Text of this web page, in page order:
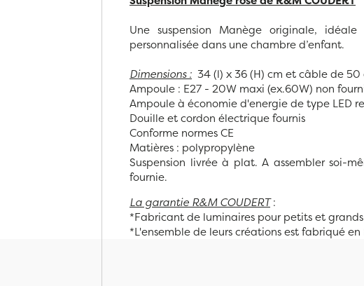
Une suspension Manège originale,
personnalisée dans une chambre d’enfant.
Dimensions : 34 (l) x 36 (H) cm et câble de 50
Ampoule : E27 - 20W maxi (ex.60W) non
Ampoule à économie d'energie de type LED
Douille et cordon électrique fournis
Conforme normes CE
Matières : polypropylène
Suspension livrée à plat. A assembler soi-
fournie.
La garantie R&M COUDERT:
*Fabricant de luminaires pour petits et grands
*L'ensemble de leurs créations est fabriqué en